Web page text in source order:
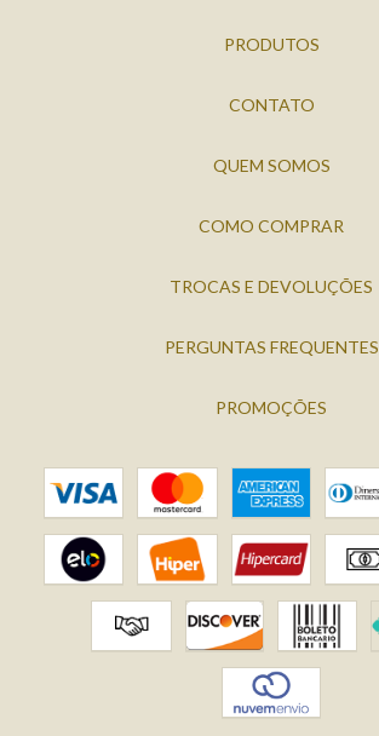
PRODUTOS
CONTATO
QUEM SOMOS
COMO COMPRAR
TROCAS E DEVOLUÇÕES
PERGUNTAS FREQUENTES
PROMOÇÕES